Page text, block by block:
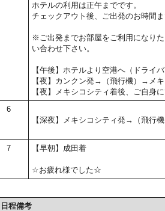
ホテルの利用は正午までです。
チェックアウト後、ご出発のお時間
※ご出発までお部屋をご利用になり
い合わせ下さい。
【午後】ホテルより空港へ（ドライバ
【夜】カンクン発→（飛行機）→メ
【夜】メキシコシティ着後、ご自身
6
【深夜】メキシコシティ発→（飛行
7 【早朝】成田着
☆お疲れ様でした☆
日程備考